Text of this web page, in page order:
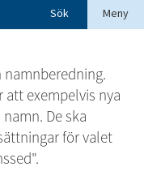
Sök Meny
namnberedning.
att exempelvis nya
De ska
för valet